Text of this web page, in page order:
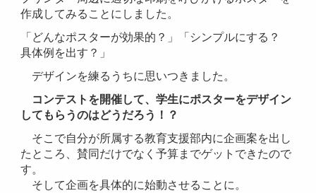
作成してみることにしました。
「どんなポスターが効果的？」「シンプルにする？
具体例を出す？」
デザインを練るうちに思いつきました。
コンテストを開催して、学生にポスターをデザイン
してもらうのはどうだろう！？
そこで自分が所属する教育支援部内に企画案を出し
たところ、賛同だけでなく予算までゲットできたので
す。
そして企画を具体的に始動させることに。